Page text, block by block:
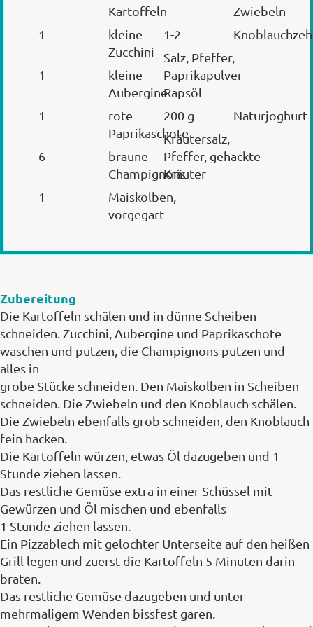
Kartoffeln
1
kleine
Zucchini
1
kleine
Aubergine
1
rote
Paprikaschote
6
braune
Champignons
1
Maiskolben,
vorgegart
Zwiebeln
1-2
Salz, Pfeffer,
Paprikapulver
Rapsöl
200 g
Naturjoghurt
Kräutersalz,
Pfeffer, gehackte
Kräuter
Zubereitung
Die Kartoffeln schälen und in dünne Scheiben
schneiden. Zucchini, Aubergine und Paprikaschote
waschen und putzen, die Champignons putzen und
alles in
grobe Stücke schneiden. Den Maiskolben in Scheiben
schneiden. Die Zwiebeln und den Knoblauch schälen.
Die Zwiebeln ebenfalls grob schneiden, den Knoblauch
fein hacken.
Die Kartoffeln würzen, etwas Öl dazugeben und 1
Stunde ziehen lassen.
Das restliche Gemüse extra in einer Schüssel mit
Gewürzen und Öl mischen und ebenfalls
1 Stunde ziehen lassen.
Ein Pizzablech mit gelochter Unterseite auf den heißen
Grill legen und zuerst die Kartoffeln 5 Minuten darin
braten.
Das restliche Gemüse dazugeben und unter
mehrmaligem Wenden bissfest garen.